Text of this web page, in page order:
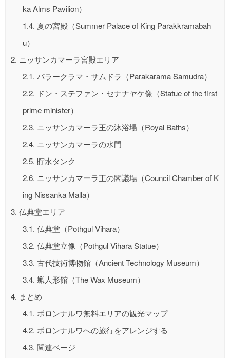
ka Alms Pavilion）
1.4. 夏の宮殿（Summer Palace of King Parakkramabah
u）
2. ニッサンカマーラ宮殿エリア
2.1. パラークラマ・サムドラ（Parakarama Samudra）
2.2. ドン・ステファン・セナナヤケ像（Statue of the first
prime minister）
2.3. ニッサンカマーラ王の沐浴場（Royal Baths）
2.4. ニッサンカマーラの水門
2.5. 貯水タンク
2.6. ニッサンカマーラ王の閣議場（Council Chamber of K
ing Nissanka Malla）
3. 仏典堂エリア
3.1. 仏典堂（Pothgul Vihara）
3.2. 仏典堂立像（Pothgul Vihara Statue）
3.3. 古代技術博物館（Ancient Technology Museum）
3.4. 蝋人形館（The Wax Museum）
4. まとめ
4.1. ポロンナルワ無料エリアの観光マップ
4.2. ポロンナルワへの旅行をアレンジする
4.3. 関連ページ